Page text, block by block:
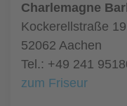
Charlemagne
Kockerellstraße 19
52062 Aachen
Tel.: +49 241
zum Friseur